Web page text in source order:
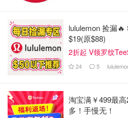
道那些阴谋的。
这就是我为什么说阴谋论就是垃
一样对身心健康没有好处。偶尔
你其实已经被阴谋了！
lululemon 捡漏
$19(原$88)
2折起 V领罗纹
24 5
淘宝满￥499最
多！手慢无！